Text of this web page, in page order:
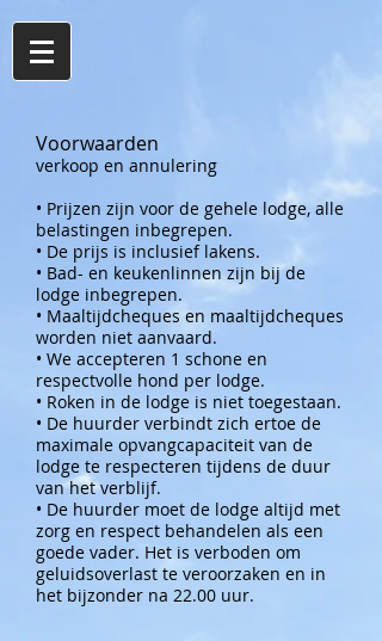
Voorwaarden
verkoop en annulering
• Prijzen zijn voor de gehele lodge, alle
belastingen inbegrepen.
• De prijs is inclusief lakens.
• Bad- en keukenlinnen zijn bij de
lodge inbegrepen.
• Maaltijdcheques en maaltijdcheques
worden niet aanvaard.
• We accepteren 1 schone en
respectvolle hond per lodge.
• Roken in de lodge is niet toegestaan.
• De huurder verbindt zich ertoe de
maximale opvangcapaciteit van de
lodge te respecteren tijdens de duur
van het verblijf.
• De huurder moet de lodge altijd met
zorg en respect behandelen als een
goede vader. Het is verboden om
geluidsoverlast te veroorzaken en in
het bijzonder na 22.00 uur.